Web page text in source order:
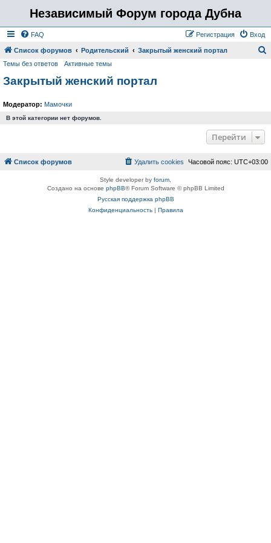
Независимый Форум города Дубна
FAQ Вход
Регистрация
Список форумов Родительский Закрытый женский портал
Темы без ответов Активные темы
Закрытый женский портал
Модератор: Мамочки
В этой категории нет форумов.
Перейти
Список форумов Часовой пояс: UTC+03:00
Удалить cookies
Style developer by forum
Создано на основе phpBB® Forum Software © phpBB Limited
Русская поддержка phpBB
Конфиденциальность| Правила